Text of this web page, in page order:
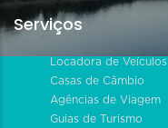
Serviços
Locadora de Veículos
Casas de Câmbio
Agências de Viagem
Guias de Turismo